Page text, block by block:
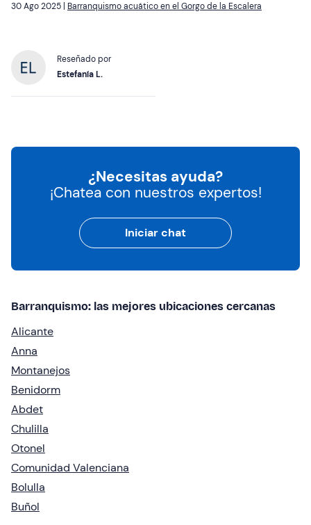
30 Ago 2025 | Barranquismo acuático en el Gorgo de la Escalera
Reseñado por
Estefanía L.
¿Necesitas ayuda?
¡Chatea con nuestros expertos!
Iniciar chat
Barranquismo: las mejores ubicaciones cercanas
Alicante
Anna
Montanejos
Benidorm
Abdet
Chulilla
Otonel
Comunidad Valenciana
Bolulla
Buñol